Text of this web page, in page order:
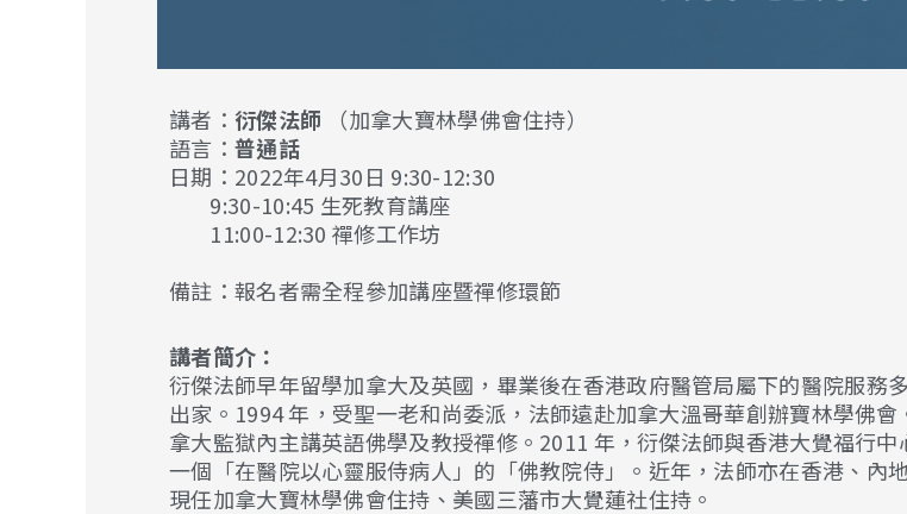
講者： 衍傑法師
（加拿大寶林學佛會住持）
語言： 普通話
日期：2022年4月30日 9:30-12:30
9:30-10:45 生死教育講座
11:00-12:30 禪修工作坊
備註：報名者需全程參加講座暨禪修環節
講者簡介：
衍傑法師早年留學加拿大及英國，畢業後在香港政府醫管局屬下的醫院服務
出家。1994 年，受聖一老和尚委派，法師遠赴加拿大溫哥華創辦寶林學佛
拿大監獄內主講英語佛學及教授禪修。2011 年，衍傑法師與香港大覺福行
一個「在醫院以心靈服侍病人」的「佛教院侍」。近年，法師亦在香港、內
現任加拿大寶林學佛會住持、美國三藩市大覺蓮社住持。